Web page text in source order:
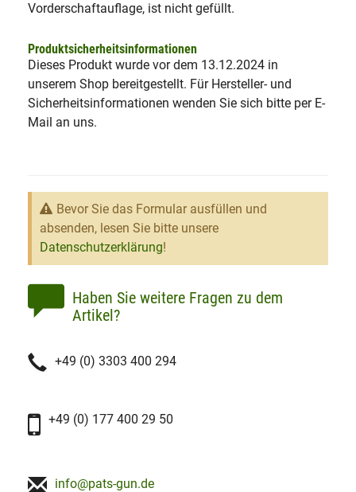
Vorderschaftauflage, ist nicht gefüllt.
Produktsicherheitsinformationen
Dieses Produkt wurde vor dem 13.12.2024 in
unserem Shop bereitgestellt. Für Hersteller- und
Sicherheitsinformationen wenden Sie sich bitte per E-
Mail an uns.
Bevor Sie das Formular ausfüllen und
absenden, lesen Sie bitte unsere
Datenschutzerklärung!
Haben Sie weitere Fragen zu dem
Artikel?
+49 (0) 3303 400 294
+49 (0) 177 400 29 50
info@pats-gun.de